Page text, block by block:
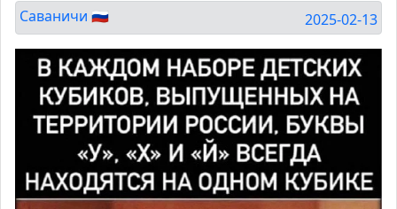
Саваничи 🇷🇺 2025-02-13